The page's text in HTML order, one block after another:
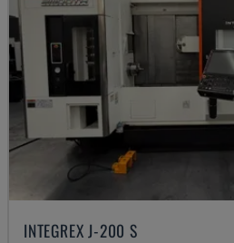
INTEGREX J-200 S